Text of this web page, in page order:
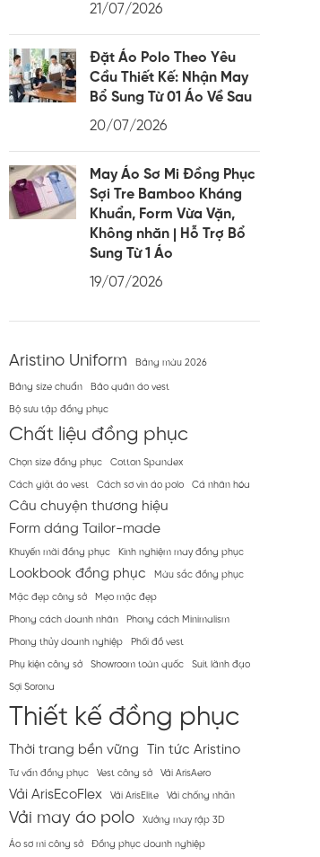
21/07/2026
Đặt Áo Polo Theo Yêu
Cầu Thiết Kế: Nhận May
Bổ Sung Từ 01 Áo Về Sau
20/07/2026
May Áo Sơ Mi Đồng Phục
Sợi Tre Bamboo Kháng
Khuẩn, Form Vừa Vặn,
Không nhăn | Hỗ Trợ Bổ
Sung Từ 1 Áo
19/07/2026
Aristino Uniform Bảng màu 2026
Bảng size chuẩn Bảo quản áo vest
Bộ sưu tập đồng phục
Chất liệu đồng phục
Chọn size đồng phục Cotton Spandex
Cách giặt áo vest Cách sơ vin áo polo Cá nhân hóa
Câu chuyện thương hiệu
Form dáng Tailor-made
Khuyến mãi đồng phục Kinh nghiệm may đồng phục
Lookbook đồng phục Màu sắc đồng phục
Mặc đẹp công sở Mẹo mặc đẹp
Phong cách doanh nhân Phong cách Minimalism
Phong thủy doanh nghiệp Phối đồ vest
Phụ kiện công sở Showroom toàn quốc Suit lãnh đạo
Sợi Sorona
Thiết kế đồng phục
Thời trang bền vững Tin tức Aristino
Tư vấn đồng phục Vest công sở Vải ArisAero
Vải ArisEcoFlex Vải ArisElite Vải chống nhăn
Vải may áo polo Xưởng may rập 3D
Áo sơ mi công sở Đồng phục doanh nghiệp